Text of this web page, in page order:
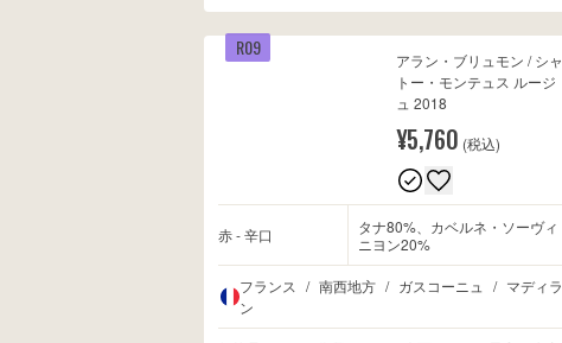
R09
アラン・ブリュモン / シャ
トー・モンテュス ルージ
ュ 2018
¥5,760 (税込)
赤 - 辛口
タナ80%、カベルネ・ソーヴィ
ニヨン20%
フランス / 南西地方 / ガスコーニュ / マディラ
ン